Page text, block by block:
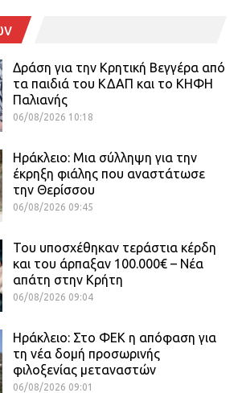
Δράση για την Κρητική Βεγγέρα από
τα παιδιά του ΚΔΑΠ και το ΚΗΦΗ
Παλιανής
06/08/2026 10:18
Ηράκλειο: Μια σύλληψη για την
έκρηξη φιάλης που αναστάτωσε
την Θερίσσου
06/08/2026 09:45
Του υποσχέθηκαν τεράστια κέρδη
και του άρπαξαν 100.000€ – Νέα
απάτη στην Κρήτη
06/08/2026 09:04
Ηράκλειο: Στο ΦΕΚ η απόφαση για
τη νέα δομή προσωρινής
φιλοξενίας μεταναστών
06/08/2026 09:01